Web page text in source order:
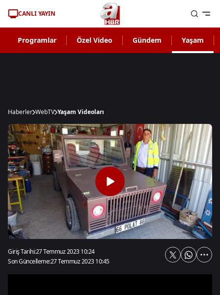
CANLI YAYIN
Programlar Özel Video Gündem Yaşam
Haberler WebTV Yaşam Videoları
Giriş Tarihi:27 Temmuz 2023 10:24
Son Güncelleme:27 Temmuz 2023 10:45